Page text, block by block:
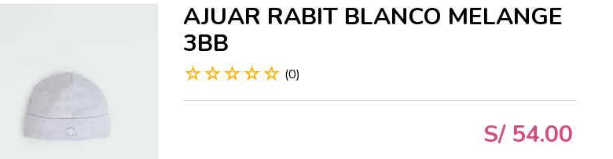
AJUAR RABIT BLANCO MELANGE
3BB
☆☆☆☆☆ (0)
S/ 54.00